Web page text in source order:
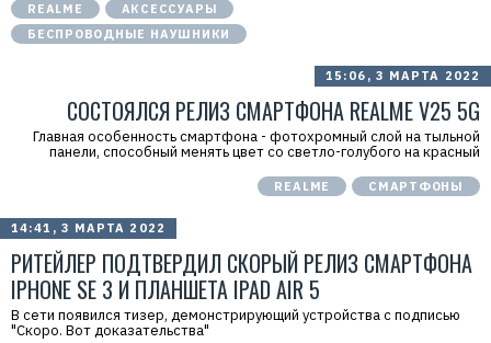
REALME
АКСЕССУАРЫ
БЕСПРОВОДНЫЕ НАУШНИКИ
15:06, 3 МАРТА 2022
СОСТОЯЛСЯ РЕЛИЗ СМАРТФОНА REALME V25 5G
Главная особенность смартфона - фотохромный слой на тыльной
панели, способный менять цвет со светло-голубого на красный
REALME СМАРТФОНЫ
14:41, 3 МАРТА 2022
РИТЕЙЛЕР ПОДТВЕРДИЛ СКОРЫЙ РЕЛИЗ СМАРТФОНА
IPHONE SE 3 И ПЛАНШЕТА IPAD AIR 5
В сети появился тизер, демонстрирующий устройства с подписью
"Скоро. Вот доказательства"